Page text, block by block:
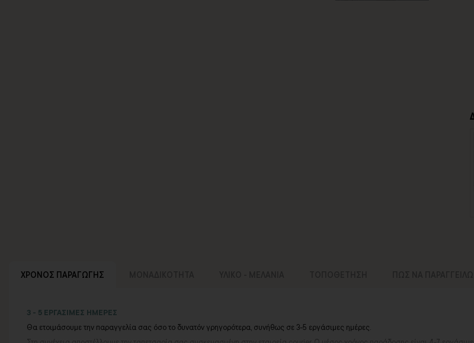
ΧΡΟΝΟΣ ΠΑΡΑΓΩΓΗΣ
3 - 5 ΕΡΓΑΣΙΜΕΣ ΗΜΕΡΕΣ
Θα ετοιμάσουμε την παραγγελία σας όσο το δυνατόν γρηγορότερα, συνήθως σε 3-5 εργάσιμες ημέρες.